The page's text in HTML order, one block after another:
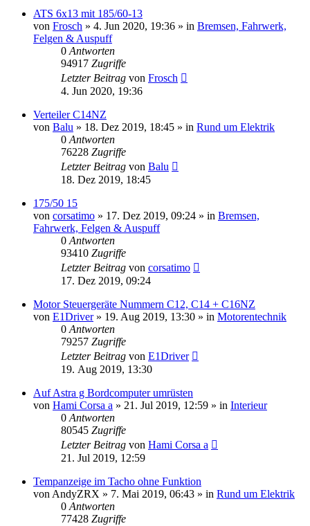
ATS 6x13 mit 185/60-13
von Frosch » 4. Jun 2020, 19:36 » in Bremsen, Fahrwerk,
Felgen & Auspuff
0 Antworten
94917 Zugriffe
Letzter Beitrag von Frosch
4. Jun 2020, 19:36
Verteiler C14NZ
von Balu » 18. Dez 2019, 18:45 » in Rund um Elektrik
0 Antworten
76228 Zugriffe
Letzter Beitrag von Balu
18. Dez 2019, 18:45
175/50 15
von corsatimo » 17. Dez 2019, 09:24 » in Bremsen,
Fahrwerk, Felgen & Auspuff
0 Antworten
93410 Zugriffe
Letzter Beitrag von corsatimo
17. Dez 2019, 09:24
Motor Steuergeräte Nummern C12, C14 + C16NZ
von E1Driver» 19. Aug 2019, 13:30 » in Motorentechnik
0 Antworten
79257 Zugriffe
Letzter Beitrag von E1Driver
19. Aug 2019, 13:30
Auf Astra g Bordcomputer umrüsten
von Hami Corsa a » 21. Jul 2019, 12:59 » in Interieur
0 Antworten
80545 Zugriffe
Letzter Beitrag von Hami Corsa a
21. Jul 2019, 12:59
Tempanzeige im Tacho ohne Funktion
von AndyZRX » 7. Mai 2019, 06:43 » in Rund um Elektrik
0 Antworten
77428 Zugriffe